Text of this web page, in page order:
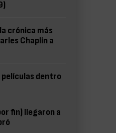
crónica más
Chaplin a
películas dentro
fin) llegaron a